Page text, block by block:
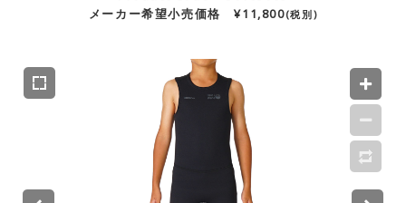
メーカー希望小売価格 ¥11,800(税別)